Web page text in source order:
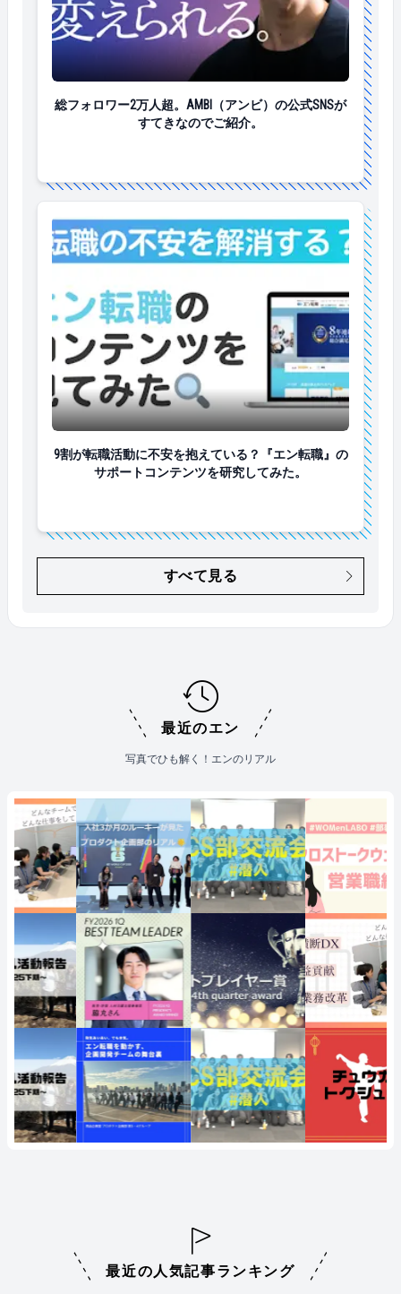
総フォロワー2万人超。AMBI（アンビ）の公式SNSが
総フォロワー2万人超。AMBI（アンビ）の公式SNSが
すてきなのでご紹介。
9割が転職活動に不安を抱えている？『エン転職』の
9割が転職活動に不安を抱えている？『エン転職』の
サポートコンテンツを研究してみた。
すべて見る
最近のエン
写真でひも解く！エンのリアル
最近の人気記事ランキング